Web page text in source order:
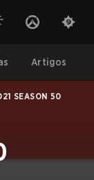
Artigos
SEASON 50